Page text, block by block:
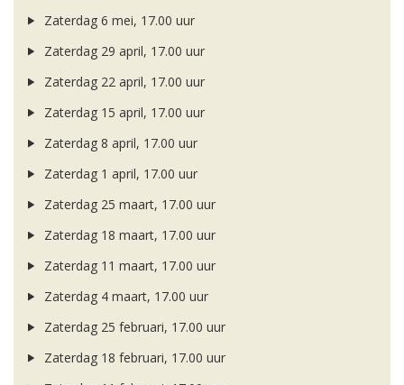
Zaterdag 6 mei, 17.00 uur
Zaterdag 29 april, 17.00 uur
Zaterdag 22 april, 17.00 uur
Zaterdag 15 april, 17.00 uur
Zaterdag 8 april, 17.00 uur
Zaterdag 1 april, 17.00 uur
Zaterdag 25 maart, 17.00 uur
Zaterdag 18 maart, 17.00 uur
Zaterdag 11 maart, 17.00 uur
Zaterdag 4 maart, 17.00 uur
Zaterdag 25 februari, 17.00 uur
Zaterdag 18 februari, 17.00 uur